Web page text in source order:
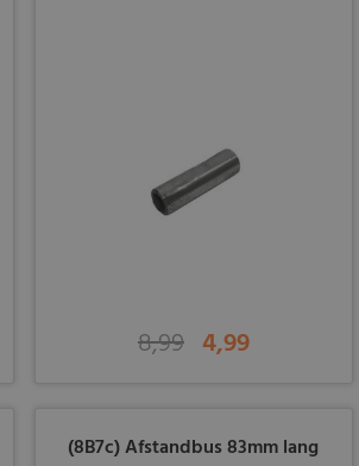
8,99 4,99
(8B7c) Afstandbus 83mm lang